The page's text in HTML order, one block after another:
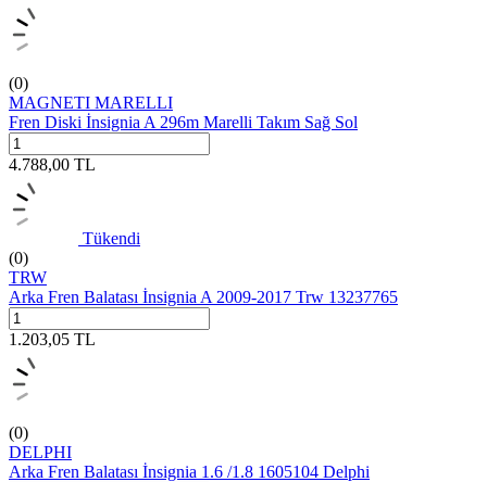
(0)
MAGNETI MARELLI
Fren Diski İnsignia A 296m Marelli Takım Sağ Sol
4.788,00 TL
Tükendi
(0)
TRW
Arka Fren Balatası İnsignia A 2009-2017 Trw 13237765
1.203,05 TL
(0)
DELPHI
Arka Fren Balatası İnsignia 1.6 /1.8 1605104 Delphi